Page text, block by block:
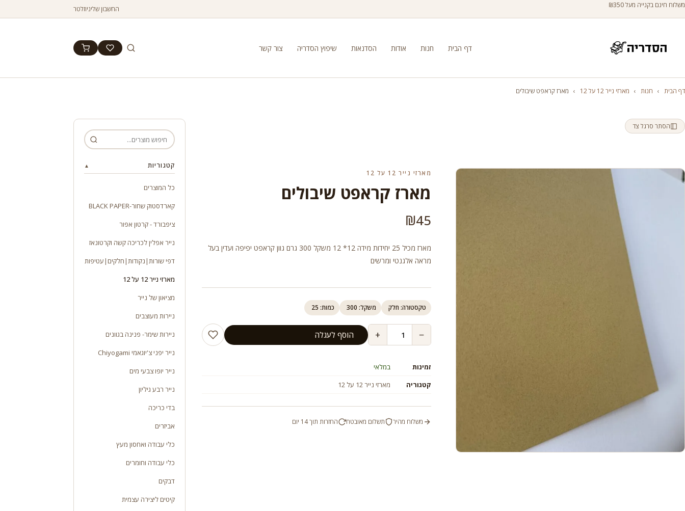
משלוח חינם בקנייה מעל ₪350 החשבון שליניוזלטר
דף הבית חנות אודות הסדנאות שיפוץ הסדריה צור קשר
דף הבית › חנות › מארזי נייר 12 על 12 › מארז קראפט שיבולים
הסתר סרגל צד
מארזי נייר 12 על 12
מארז קראפט שיבולים
₪45
מארז מכיל 25 יחידות מידה 12* 12 משקל 300 גרם גוון קראפט יפיפה ועדין בעל
מראה אלגנטי ומרשים
טקסטורה: חלק משקל: 300 כמות: 25
−
+ הוסף לעגלה
זמינות
במלאי
קטגוריה
מארזי נייר 12 על 12
משלוח מהיר תשלום מאובטח החזרות תוך 14 יום
קטגוריות ▲
כל המוצרים
קארדסטוק שחור-BLACK PAPER
ציפבורד - קרטון אפור
נייר אפלין לכריכה קשה וקרטונאז
דפי שורות|נקודות|חלקים|עטיפות
מארזי נייר 12 על 12
מציאון של נייר
ניירות מעוצבים
ניירות שימר- פנינה בגוונים
נייר יפני צ'יוגאמי Chiyogami
נייר יופו צבעי מים
נייר רבע גיליון
בדי כריכה
אביזרים
כלי עבודה ואחסון מעץ
כלי עבודה וחומרים
דבקים
קיטים ליצירה עצמית